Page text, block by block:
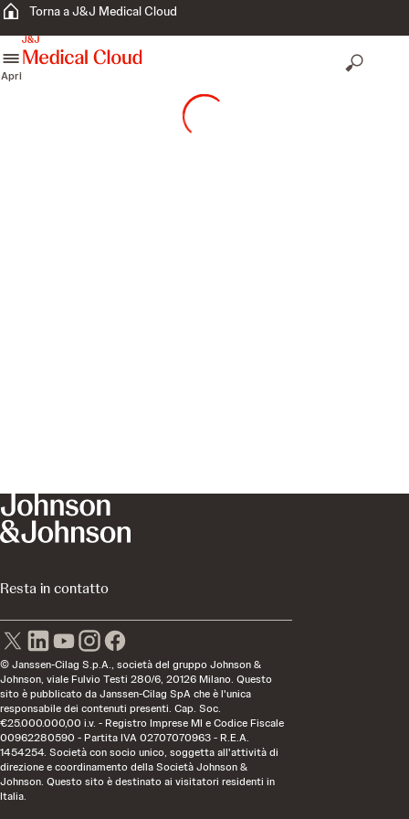
Torna a J&J Medical Cloud
Apri
Resta in contatto
© Janssen-Cilag S.p.A., società del gruppo Johnson &
Johnson, viale Fulvio Testi 280/6, 20126 Milano. Questo
sito è pubblicato da Janssen-Cilag SpA che è l'unica
responsabile dei contenuti presenti. Cap. Soc.
€25.000.000,00 i.v. - Registro Imprese MI e Codice Fiscale
00962280590 - Partita IVA 02707070963 - R.E.A.
1454254. Società con socio unico, soggetta all'attività di
direzione e coordinamento della Società Johnson &
Johnson. Questo sito è destinato ai visitatori residenti in
Italia.